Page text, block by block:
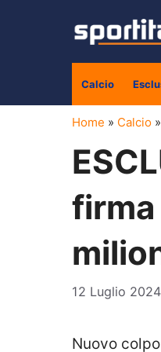
Calcio
Home » Calcio »
firma
12 Luglio 2024
Nuovo